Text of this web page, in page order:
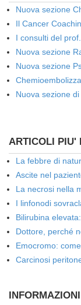
Nuova sezione
Il Cancer
I consulti del
Nuova sezione
Nuova sezione
Nuova sezione
ARTICOLI PIU'
La febbre di
Ascite nel
La necrosi nella
I linfonodi
Bilirubina
Dottore, perché
Emocromo:
Carcinosi